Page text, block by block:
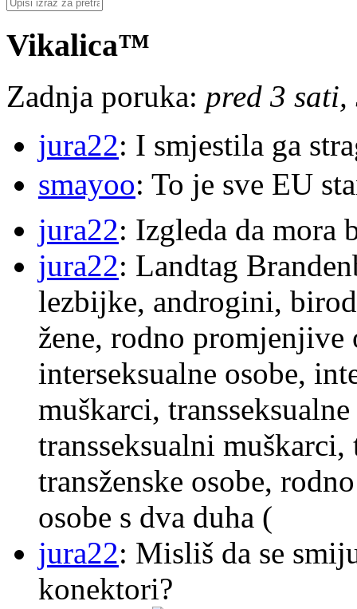
Vikalica™
Zadnja poruka: pred 3
jura22: I smjestila ga
smayoo: To je sve EU
jura22: Izgleda da mora
jura22: Landtag
lezbijke, androgini,
žene, rodno
interseksualne osobe,
muškarci,
transseksualni muškarci,
transženske osobe,
osobe s dva duha (
jura22: Misliš da se
konektori?